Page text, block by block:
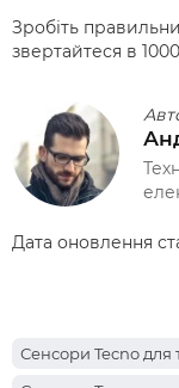
Зробіть
звертайтеся в
Дата оновлення
Сенсори Tecno для